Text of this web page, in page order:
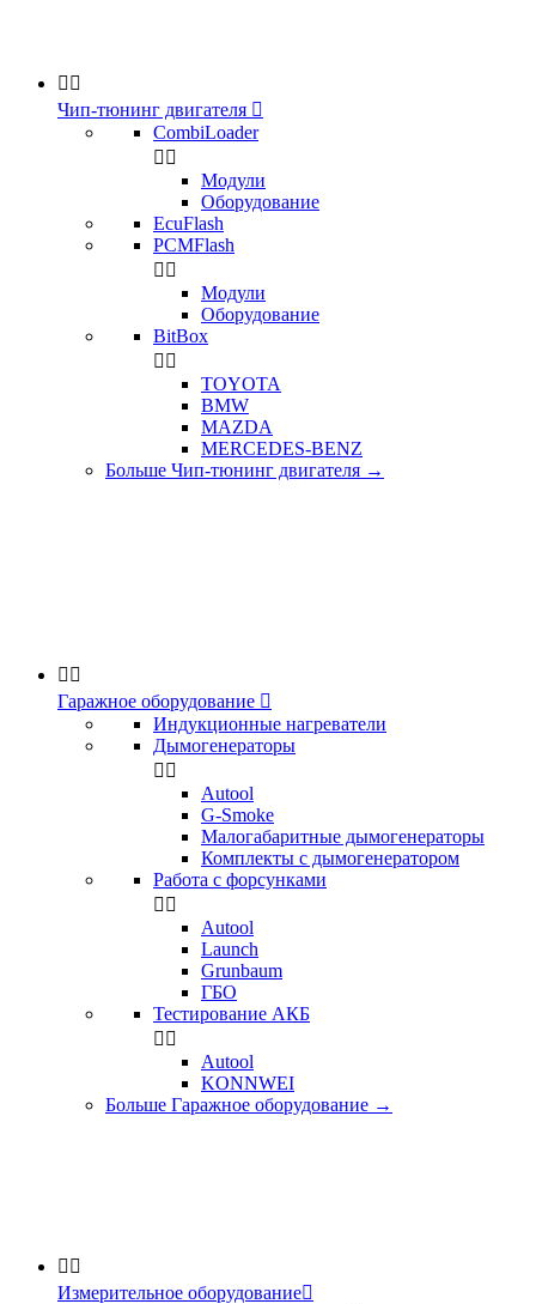
 
Чип-тюнинг двигателя 
CombiLoader
 
Модули
Оборудование
EcuFlash
PCMFlash
 
Модули
Оборудование
BitBox
 
TOYOTA
BMW
MAZDA
MERCEDES-BENZ
Больше Чип-тюнинг двигателя →
 
Гаражное оборудование 
Индукционные нагреватели
Дымогенераторы
 
Аutool
G-Smoke
Малогабаритные дымогенераторы
Комплекты с дымогенератором
Работа с форсунками
 
Autool
Launch
Grunbaum
ГБО
Тестирование АКБ
 
Autool
KONNWEI
Больше Гаражное оборудование →
 
Измерительное оборудование